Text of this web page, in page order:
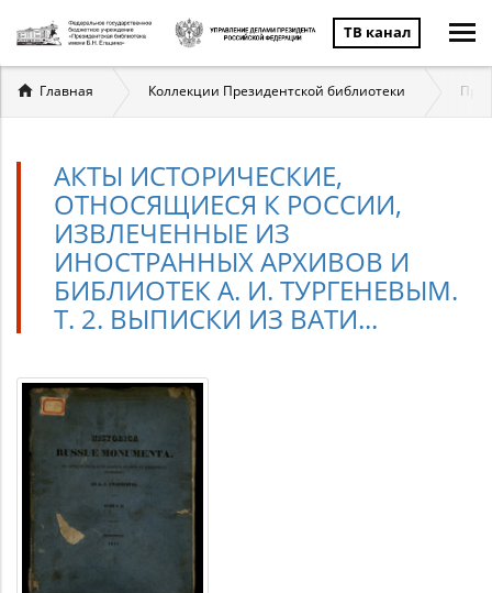
ТВ канал
Вы
здесь
Главная Коллекции Президентской библиотеки
АКТЫ ИСТОРИЧЕСКИЕ,
ОТНОСЯЩИЕСЯ К РОССИИ,
ИЗВЛЕЧЕННЫЕ ИЗ
ИНОСТРАННЫХ АРХИВОВ И
БИБЛИОТЕК А. И. ТУРГЕНЕВЫМ.
Т. 2. ВЫПИСКИ ИЗ ВАТИ...